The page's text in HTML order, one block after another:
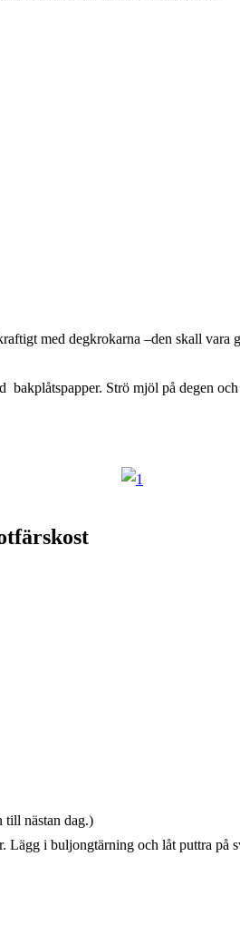
med degkrokarna –den skall vara
bakplåtspapper. Strö mjöl på degen
till nästan dag.)
Lägg i buljongtärning och låt puttra på